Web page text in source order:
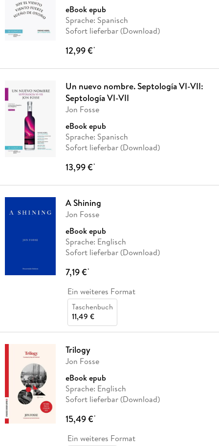
eBook epub
Sprache: Spanisch
Sofort lieferbar (Download)
12,99 €*
Un nuevo nombre. Septología VI-VII:
Septología VI-VII
Jon Fosse
eBook epub
Sprache: Spanisch
Sofort lieferbar (Download)
13,99 €*
A Shining
Jon Fosse
eBook epub
Sprache: Englisch
Sofort lieferbar (Download)
7,19 €*
Ein weiteres Format
Taschenbuch
11,49 €
Trilogy
Jon Fosse
eBook epub
Sprache: Englisch
Sofort lieferbar (Download)
15,49 €*
Ein weiteres Format